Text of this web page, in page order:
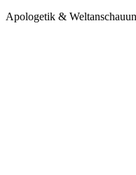
Apologetik &